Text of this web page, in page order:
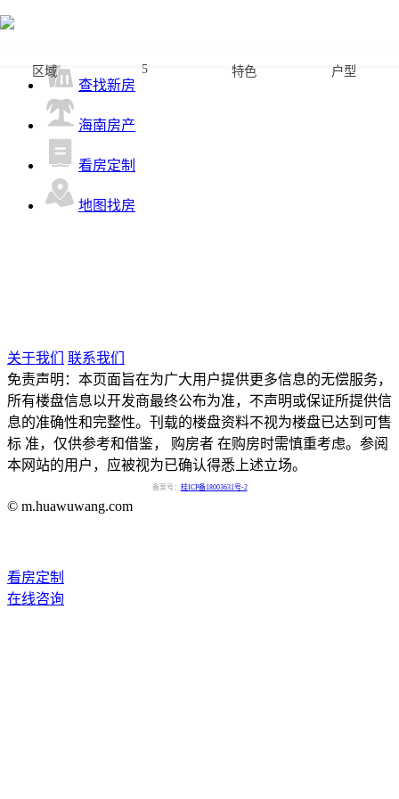
查找新房
海南房产
看房定制
地图找房
区域 5 特色 户型
关于我们
联系我们
免责声明：本页面旨在为广大用户提供更多信息的无偿服务，
所有楼盘信息以开发商最终公布为准，不声明或保证所提供信
息的准确性和完整性。刊载的楼盘资料不视为楼盘已达到可售
标 准，仅供参考和借鉴， 购房者 在购房时需慎重考虑。参阅
本网站的用户，应被视为已确认得悉上述立场。
备案号： 桂ICP备18003631号-2
© m.huawuwang.com
看房定制
在线咨询